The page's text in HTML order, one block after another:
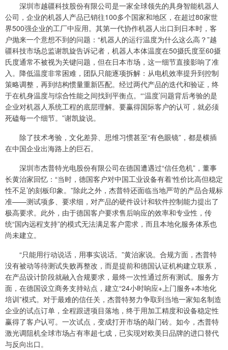
深圳市越疆科技股份有限公司是一家全球领先的具身智能机器人
公司，企业的机器人产品已销往100多个国家和地区，在超过80家世
界500强企业的工厂中应用。其第一代协作机器人出口到日本时，客
户抛来一个意想不到的问题：“机器人的运行温度为什么这么高？”越
疆科技市场总监谢凯旋告诉记者，机器人本体温度在50摄氏度至60摄
氏度通常不被视为关键问题，但在日本市场，这一细节直接影响了准
入。降低温度非常困难，团队只能逐项拆解：从电机效率提升到控制
策略调整，再到结构惯量重新匹配。经过两代产品的迭代和验证，终
于在机身温度与综合性能之间找到平衡点。“‘温度’问题背后考验的是
企业对机器人系统工程的底层理解。要赢得国际客户的认可，就必须
死磕每一个细节。”谢凯旋说。
除了技术考验，文化差异、思维习惯甚至“有色眼镜”，都是横插
在中国企业出海路上的巨石。
深圳市杰普特光电股份有限公司在德国遭遇过“信任危机”，董事
长黄治家回忆：“当时，德国客户对中国工业设备有着‘性价比高但稳定
性不足’的刻板印象。”除此之外，杰普特还面临当地严苛的产品合规标
准——测试项多、要求细，对产品的硬件设计和软件控制能力提出了
极高要求。此外，由于德国客户要求售后响应的效率和专业性，传
统“国内远程支持”的模式无法满足客户需求，而且本地化服务体系也
尚未建立。
“只能用行动说话，用事实说话。”黄治家说。合规方面，杰普特
没有被动等待测试失败再整改，而是提前和德国认证机构建立联系，
在产品设计阶段就融入合规要求，最终一次性通过所有测试。服务方
面，在德国设立商务支持站点，建立“24小时响应+上门服务+本地化
培训”模式。对于最难的信任关，杰普特努力争取到当地一家知名制造
企业的试点订单，全程跟进项目落地，终于用加工精度和设备稳定性
赢得了客户认可。一次试点，变成打开市场的敲门砖。如今，杰普特
激光调阻机全球市场占有率超七成，已实现对欧美日品牌的进口替代
与反向出口。